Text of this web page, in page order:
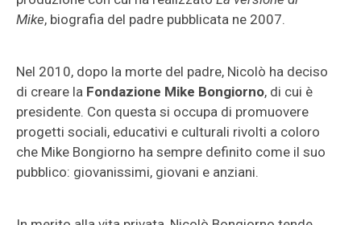
Mike, biografia del padre pubblicata ne 2007.
Nel 2010, dopo la morte del padre, Nicolò ha deciso
di creare la Fondazione Mike Bongiorno, di cui è
presidente. Con questa si occupa di promuovere
progetti sociali, educativi e culturali rivolti a coloro
che Mike Bongiorno ha sempre definito come il suo
pubblico: giovanissimi, giovani e anziani.